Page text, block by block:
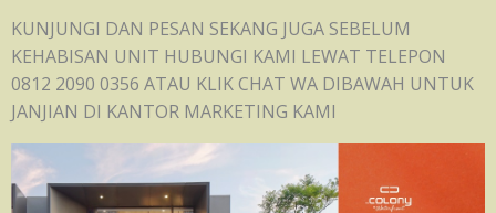
KUNJUNGI DAN PESAN SEKANG JUGA SEBELUM
KEHABISAN UNIT HUBUNGI KAMI LEWAT TELEPON
0812 2090 0356 ATAU KLIK CHAT WA DIBAWAH UNTUK
JANJIAN DI KANTOR MARKETING KAMI